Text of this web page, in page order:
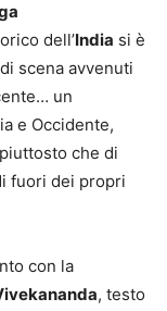
dell’India si è
scena avvenuti
un
e Occidente,
che di
fuori dei propri
con la
, testo